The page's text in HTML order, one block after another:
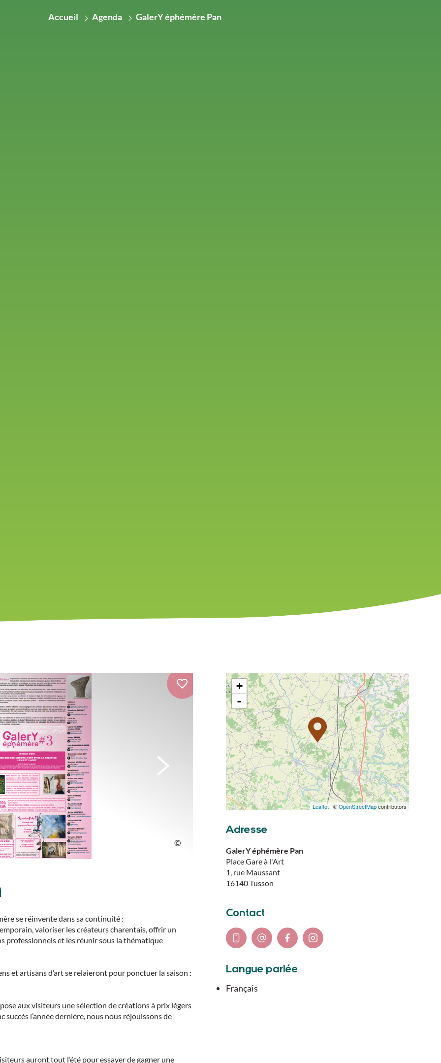
Accueil Agenda GalerY éphémère Pan
se réinvente dans sa continuité :
valoriser les créateurs charentais, offrir un
professionnels et les réunir sous la thématique
et artisans d’art se relaieront pour ponctuer la saison :
aux visiteurs une sélection de créations à prix légers
l’année dernière, nous nous réjouissons de
auront tout l’été pour essayer de gagner une
+
-
Leaflet| ©OpenStreetMapcontributors
Adresse
GalerY éphémère Pan
Place Gare à l'Art
1, rue Maussant
16140Tusson
Contact
Langue parlée
Français